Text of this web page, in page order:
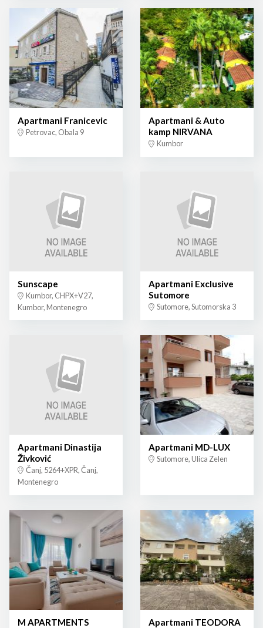
Apartmani Franicevic
Petrovac, Obala 9
Apartmani & Auto
kamp NIRVANA
Kumbor
Sunscape
Kumbor, CHPX+V27,
Kumbor, Montenegro
Apartmani Exclusive
Sutomore
Sutomore, Sutomorska 3
Apartmani Dinastija
Živković
Čanj, 5264+XPR, Čanj,
Montenegro
Apartmani MD-LUX
Sutomore, Ulica Zelen
M APARTMENTS Apartmani TEODORA